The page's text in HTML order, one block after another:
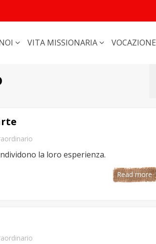
VITA MISSIONARIA VOCAZIONE
la loro esperienza.
Read more